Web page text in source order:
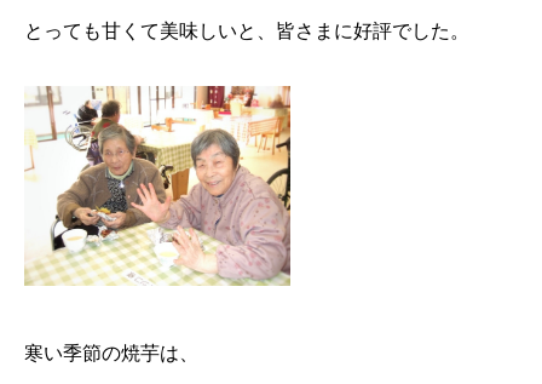
とっても甘くて美味しいと、皆さまに好評でした。
寒い季節の焼芋は、